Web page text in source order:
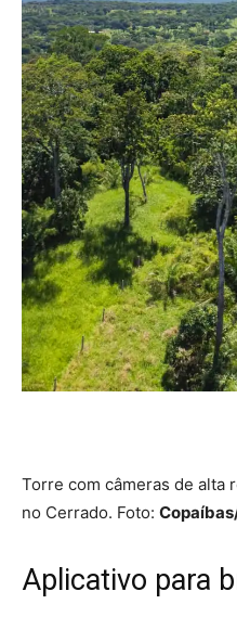
Torre com câmeras de alta
no Cerrado. Foto:
Aplicativo para